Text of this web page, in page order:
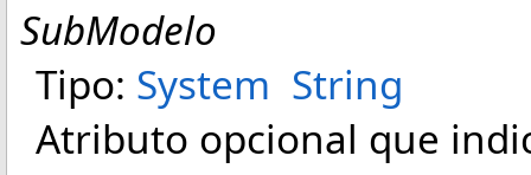
SubModelo
Tipo: System String
Atributo opcional que